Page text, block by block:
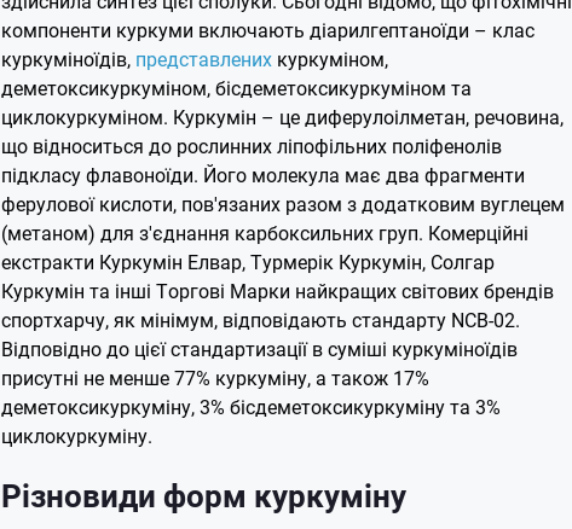
компоненти куркуми включають діарилгептаноїди – клас
куркуміноїдів, представлених куркуміном,
деметоксикуркуміном, бісдеметоксикуркуміном та
циклокуркуміном. Куркумін – це диферулоілметан, речовина,
що відноситься до рослинних ліпофільних поліфенолів
підкласу флавоноїди. Його молекула має два фрагменти
ферулової кислоти, пов'язаних разом з додатковим вуглецем
(метаном) для з'єднання карбоксильних груп. Комерційні
екстракти Куркумін Елвар, Турмерік Куркумін, Солгар
Куркумін та інші Торгові Марки найкращих світових брендів
спортхарчу, як мінімум, відповідають стандарту NCB-02.
Відповідно до цієї стандартизації в суміші куркуміноїдів
присутні не менше 77% куркуміну, а також 17%
деметоксикуркуміну, 3% бісдеметоксикуркуміну та 3%
циклокуркуміну.
Різновиди форм куркуміну